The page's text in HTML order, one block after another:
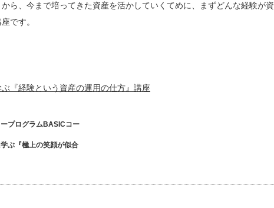
ら、今まで培ってきた資産を活かしていくてめに、まずどんな経験が資
です。
『経験という資産の運用の仕方』講座
プログラムBASICコー
ぶ『極上の笑顔が似合